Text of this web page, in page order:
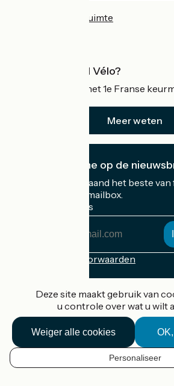
NL
Professionele ruimte
Wat is Accueil Vélo?
Accueil Vélo is het 1e Franse
Meer weten
Ik abonneer me op de
Ontvang elke maand het beste
Frankrijk in uw mailbox.
Mijn e-mailadres
Inschrijvingsvoorwaarden
Accueil Vélo Pro
Contact
Wettelijke informatie
Deze site maakt gebruik van
u controle over wat u wilt
Weiger alle cookies
Personaliseer